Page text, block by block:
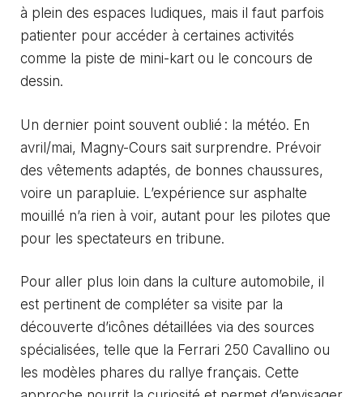
à plein des espaces ludiques, mais il faut parfois
patienter pour accéder à certaines activités
comme la piste de mini-kart ou le concours de
dessin.
Un dernier point souvent oublié : la météo. En
avril/mai, Magny-Cours sait surprendre. Prévoir
des vêtements adaptés, de bonnes chaussures,
voire un parapluie. L’expérience sur asphalte
mouillé n’a rien à voir, autant pour les pilotes que
pour les spectateurs en tribune.
Pour aller plus loin dans la culture automobile, il
est pertinent de compléter sa visite par la
découverte d’icônes détaillées via des sources
spécialisées, telle que la Ferrari 250 Cavallino ou
les modèles phares du rallye français. Cette